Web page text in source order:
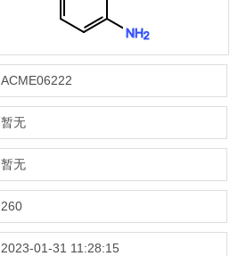
ACME06222
暂无
暂无
260
2023-01-31 11:28:15